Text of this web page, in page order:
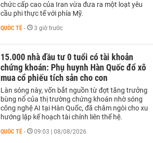
chức cấp cao của Iran vừa đưa ra một loạt yêu
cầu phi thực tế với phía Mỹ.
QUỐC TẾ - 3 giờ trước
15.000 nhà đầu tư 0 tuổi có tài khoản
chứng khoán: Phụ huynh Hàn Quốc đổ xô
mua cổ phiếu tích sản cho con
Làn sóng này, vốn bắt nguồn từ đợt tăng trưởng
bùng nổ của thị trường chứng khoán nhờ sóng
công nghệ AI tại Hàn Quốc, đã châm ngòi cho xu
hướng lập kế hoạch tài chính liên thế hệ.
QUỐC TẾ - 09:03 | 08/08/2026